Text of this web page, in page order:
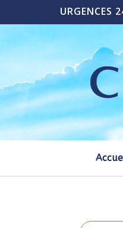
URGENCES